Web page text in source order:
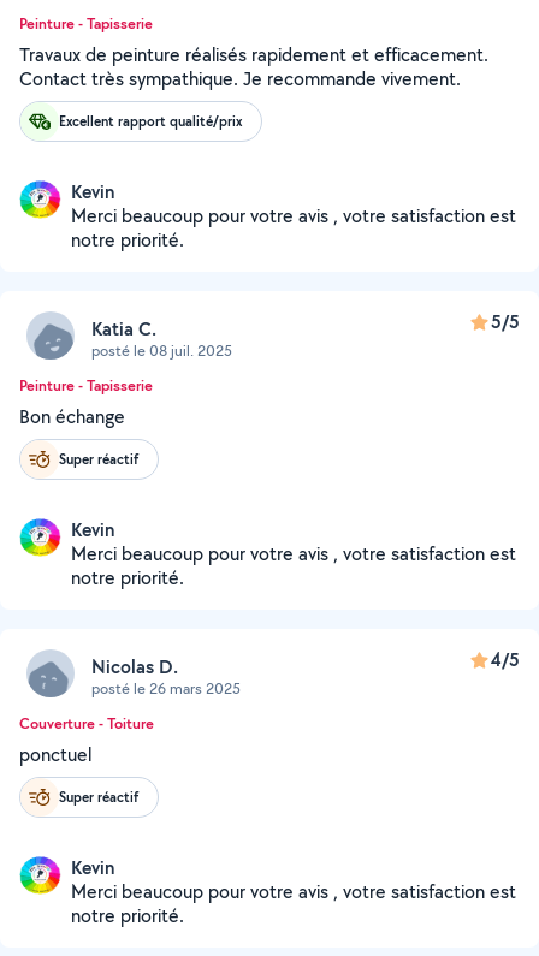
Peinture - Tapisserie
Travaux de peinture réalisés rapidement et efficacement.
Contact très sympathique. Je recommande vivement.
Excellent rapport qualité/prix
Kevin
Merci beaucoup pour votre avis , votre satisfaction est
notre priorité.
Katia C.
posté le 08 juil. 2025
5/5
Peinture - Tapisserie
Bon échange
Super réactif
Kevin
Merci beaucoup pour votre avis , votre satisfaction est
notre priorité.
Nicolas D.
posté le 26 mars 2025
4/5
Couverture - Toiture
ponctuel
Super réactif
Kevin
Merci beaucoup pour votre avis , votre satisfaction est
notre priorité.